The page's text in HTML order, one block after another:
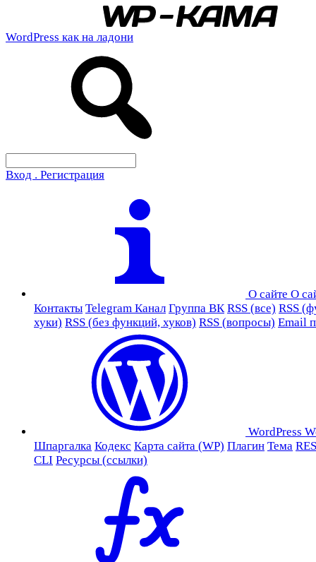
WordPress как на ладони
Вход . Регистрация
О сайте О
Контакты Telegram Канал Группа ВК RSS (все) RSS
хуки) RSS (без функций, хуков) RSS (вопросы) Email
WordPress
Шпаргалка Кодекс Карта сайта (WP) Плагин Тема
CLI Ресурсы (ссылки)